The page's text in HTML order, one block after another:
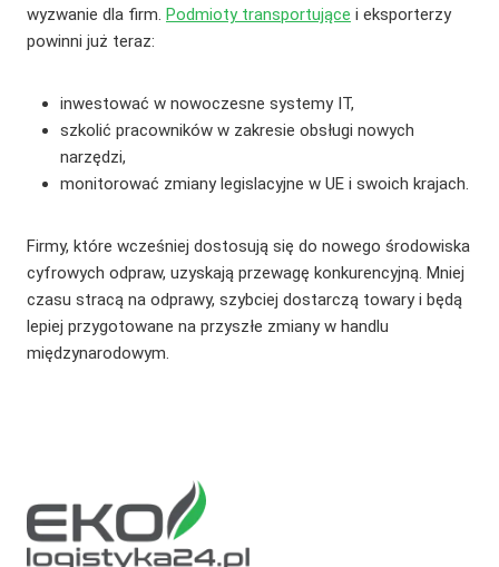
wyzwanie dla firm. Podmioty transportujące i eksporterzy
powinni już teraz:
inwestować w nowoczesne systemy IT,
szkolić pracowników w zakresie obsługi nowych
narzędzi,
monitorować zmiany legislacyjne w UE i swoich krajach.
Firmy, które wcześniej dostosują się do nowego środowiska
cyfrowych odpraw, uzyskają przewagę konkurencyjną. Mniej
czasu stracą na odprawy, szybciej dostarczą towary i będą
lepiej przygotowane na przyszłe zmiany w handlu
międzynarodowym.